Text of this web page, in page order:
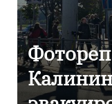
В